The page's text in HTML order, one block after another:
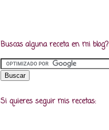
Buscas alguna receta en mi blog?
Si quieres seguir mis recetas: